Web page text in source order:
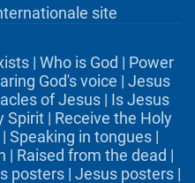
site
| Who is God | Power
God's voice | Jesus
of Jesus| Is Jesus
Spirit | Receive the Holy
| Speaking in tongues |
| Raised from the dead |
posters| Jesus posters|